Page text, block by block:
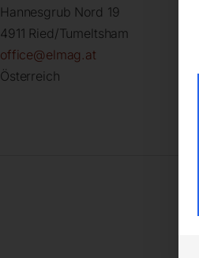
Hannesgrub Nord 19
4911 Ried/Tumeltsham
office@elmag.at
Österreich